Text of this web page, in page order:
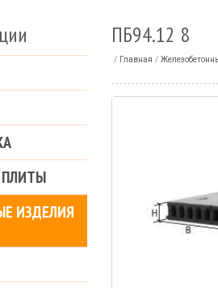
ПБ94.12 8
Главная
ПЛИТЫ
ИЗДЕЛИЯ